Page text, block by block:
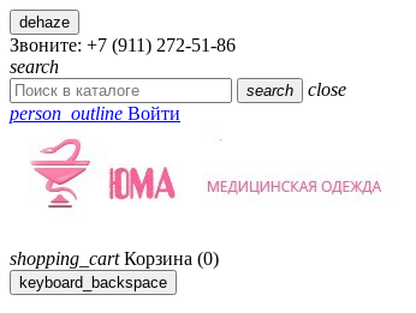
dehaze
Звоните: +7 (911) 272-51-86
search
search
close
person_outline Войти
shopping_cart Корзина (0)
keyboard_backspace